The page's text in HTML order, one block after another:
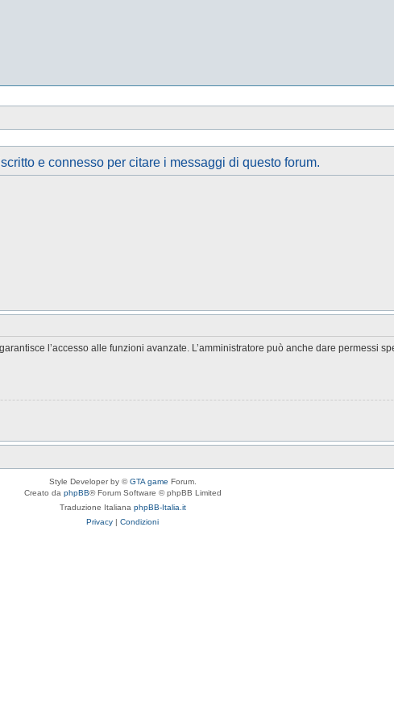
e connesso per citare i messaggi di questo forum.
l’accesso alle funzioni avanzate. L’amministratore può anche dare permessi
Style Developer by ©GTA game Forum.
Creato da phpBB® Forum Software © phpBB Limited
Traduzione Italiana phpBB-Italia.it
Privacy | Condizioni